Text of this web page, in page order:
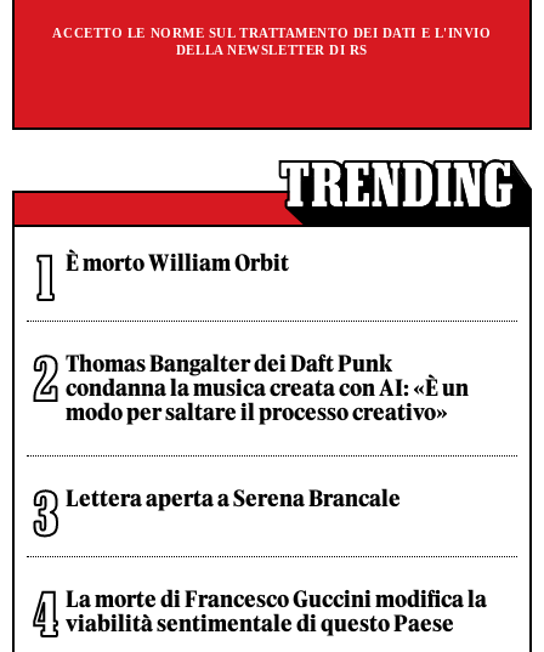
ACCETTO LE NORME SUL TRATTAMENTO DEI DATI E L'INVIO
DELLA NEWSLETTER DI RS
È morto William Orbit
Thomas Bangalter dei Daft Punk
condanna la musica creata con AI: «È un
modo per saltare il processo creativo»
Lettera aperta a Serena Brancale
La morte di Francesco Guccini modifica la
viabilità sentimentale di questo Paese